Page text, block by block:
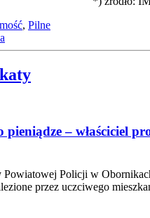
, Pilne
pieniądze – właściciel
Policji w
przez uczciwego